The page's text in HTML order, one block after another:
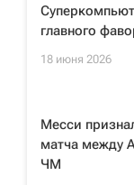
главного
18 июня 2026
Месси
матча между
ЧМ